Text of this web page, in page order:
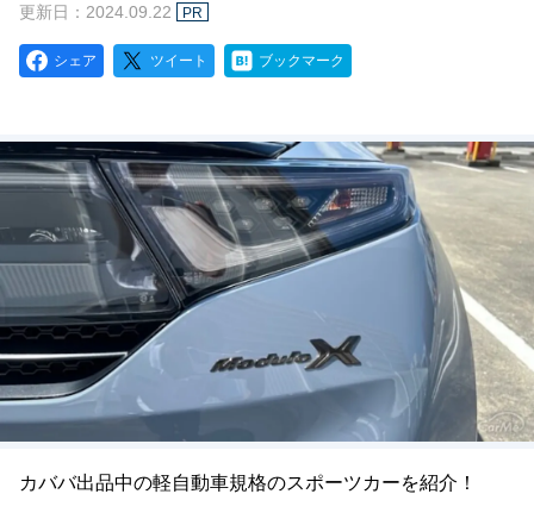
更新日：2024.09.22 PR
シェア ツイート ブックマーク
カババ出品中の軽自動車規格のスポーツカーを紹介！